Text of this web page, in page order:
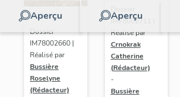
Aperçu
Dossier
IM78002660 |
Réalisé par
Bussière
Roselyne
(Rédacteur)
Aperçu
IM78002711 |
Réalisé par
Crnokrak
Catherine
(Rédacteur)
-
Bussière